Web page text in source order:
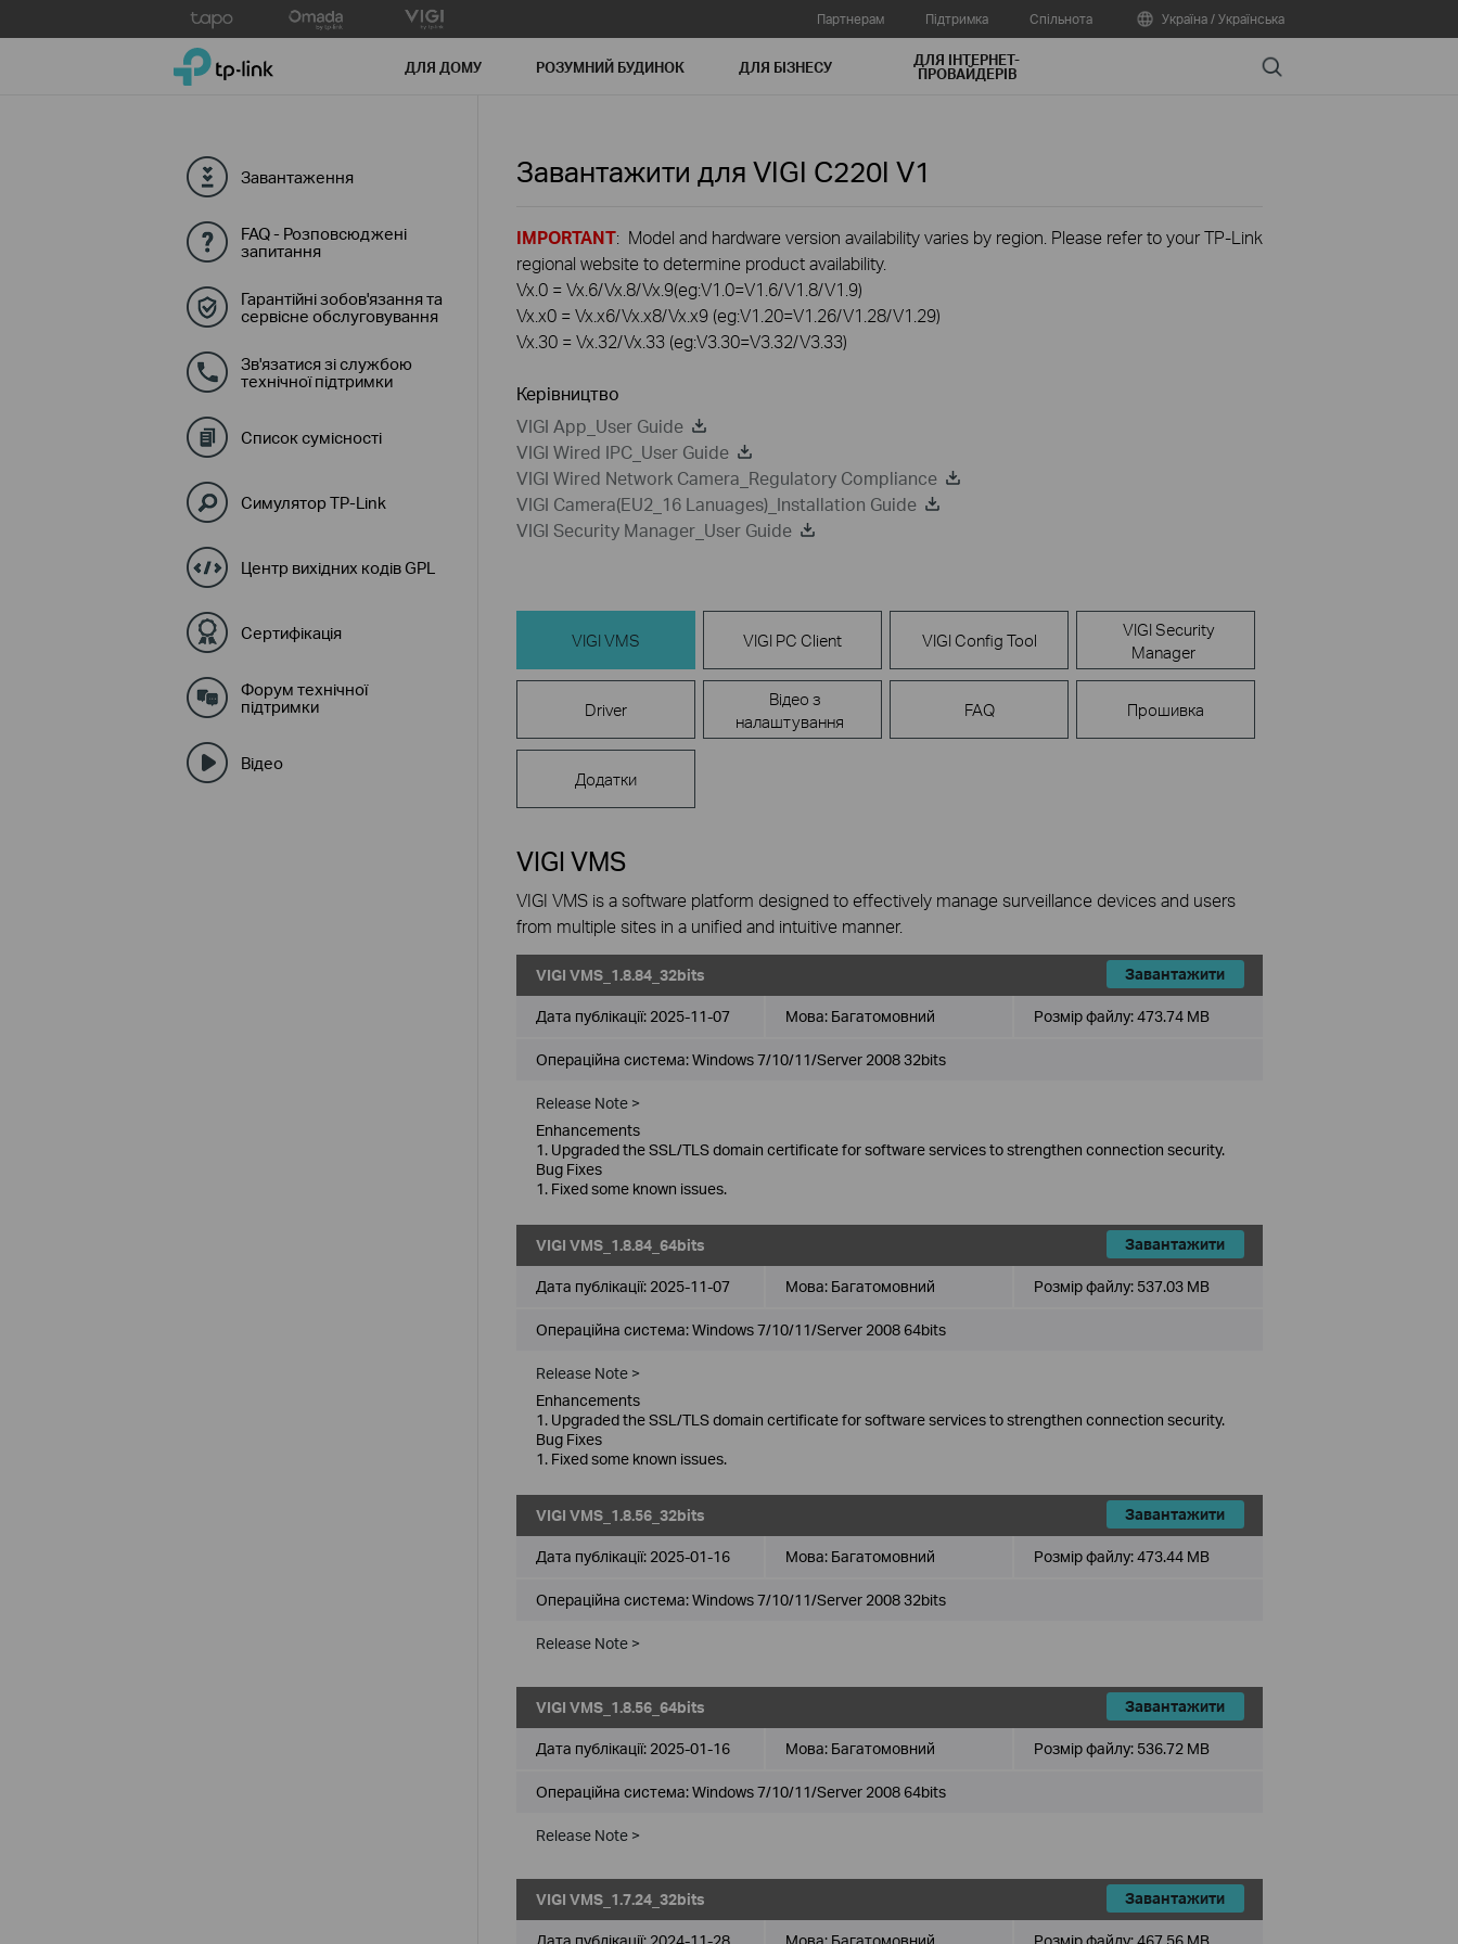
to
Партнерам Підтримка Спільнота Україна / Українська
TP-Link, Reliably Smart ДЛЯ ДОМУ РОЗУМНИЙ БУДИНОК ДЛЯ БIЗНЕСУ ДЛЯ ІНТЕРНЕТ-
ПРОВАЙДЕРІВ Search
Завантаження
FAQ - Розповсюджені
запитання
Гарантійні зобов'язання та
сервісне обслуговування
Зв'язатися зі службою
технічної підтримки
Список сумісності
Симулятор TP-Link
Центр вихідних кодів GPL
Сертифікація
Форум технічної
підтримки
Відео
Завантажити для VIGI C220I V1
IMPORTANT: Model and hardware version availability varies by region. Please refer to your TP-Link
regional website to determine product availability.
Vx.0 = Vx.6/Vx.8/Vx.9(eg:V1.0=V1.6/V1.8/V1.9)
Vx.x0 = Vx.x6/Vx.x8/Vx.x9 (eg:V1.20=V1.26/V1.28/V1.29)
Vx.30 = Vx.32/Vx.33 (eg:V3.30=V3.32/V3.33)
Керівництво
VIGI App_User Guide
VIGI Wired IPC_User Guide
VIGI Wired Network Camera_Regulatory Compliance
VIGI Camera(EU2_16 Lanuages)_Installation Guide
VIGI Security Manager_User Guide
VIGI VMS VIGI PC Client VIGI Config Tool
VIGI Security
Manager
Driver
Відео з
налаштування
FAQ Прошивка
Додатки
VIGI VMS
VIGI VMS is a software platform designed to effectively manage surveillance devices and users
from multiple sites in a unified and intuitive manner.
VIGI VMS_1.8.84_32bits Завантажити
Дата публікації: 2025-11-07 Мова: Багатомовний Розмір файлу:473.74 MB
Операційна система: Windows 7/10/11/Server 2008 32bits
Release Note >
Enhancements
1. Upgraded the SSL/TLS domain certificate for software services to strengthen connection security.
Bug Fixes
1. Fixed some known issues.
VIGI VMS_1.8.84_64bits Завантажити
Дата публікації: 2025-11-07 Мова: Багатомовний Розмір файлу: 537.03 MB
Операційна система: Windows 7/10/11/Server 2008 64bits
Release Note >
Enhancements
1. Upgraded the SSL/TLS domain certificate for software services to strengthen connection security.
Bug Fixes
1. Fixed some known issues.
VIGI VMS_1.8.56_32bits Завантажити
Дата публікації: 2025-01-16 Мова: Багатомовний Розмір файлу:473.44 MB
Операційна система: Windows 7/10/11/Server 2008 32bits
Release Note >
VIGI VMS_1.8.56_64bits Завантажити
Дата публікації: 2025-01-16 Мова: Багатомовний Розмір файлу: 536.72 MB
Операційна система: Windows 7/10/11/Server 2008 64bits
Release Note >
VIGI VMS_1.7.24_32bits Завантажити
Дата публікації: 2024-11-28 Мова: Багатомовний Розмір файлу:467.56 MB